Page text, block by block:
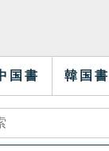
国書 韓国書